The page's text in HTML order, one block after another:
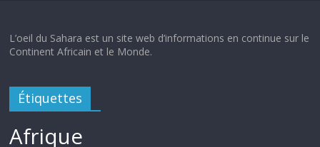
L’oeil du Sahara est un site web d’informations en continue sur le
Continent Africain et le Monde.
Étiquettes
Afrique